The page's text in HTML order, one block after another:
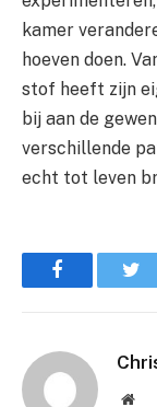
kamer
hoeven doen.
stof heeft zijn
bij aan de
verschillende
echt tot leven
Facebook